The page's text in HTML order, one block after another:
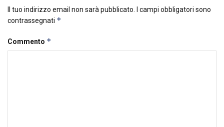
Il tuo indirizzo email non sarà pubblicato.
I campi obbligatori sono
contrassegnati *
Commento *